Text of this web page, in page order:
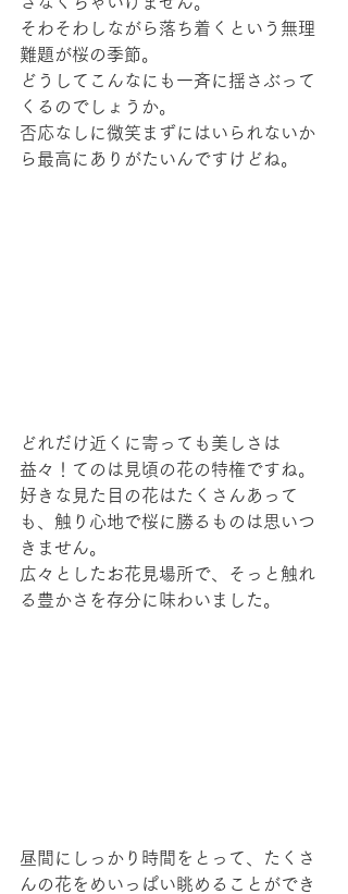
そわそわしながら落ち着くという無理
難題が桜の季節。
どうしてこんなにも一斉に揺さぶって
くるのでしょうか。
否応なしに微笑まずにはいられないか
ら最高にありがたいんですけどね。
どれだけ近くに寄っても美しさは
益々！てのは見頃の花の特権ですね。
好きな見た目の花はたくさんあって
も、触り心地で桜に勝るものは思いつ
きません。
広々としたお花見場所で、そっと触れ
る豊かさを存分に味わいました。
昼間にしっかり時間をとって、たくさ
んの花をめいっぱい眺めることができ